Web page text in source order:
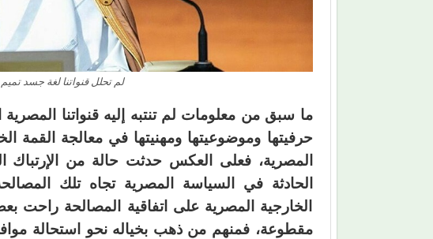
لم تحلل قنواتنا لغة جسد تميم
ما سبق من معلومات لم تنتبه إليه قنواتنا المصرية
حرفيتها وموضوعيتها ومهنيتها في معالجة القمة
المصرية، فعلى العكس حدثت حالة من الإرتباك
الحادثة في السياسة المصرية تجاه تلك
الخارجية المصرية على اتفاقية المصالحة راحت
مقطوعة، فمنهم من ذهب بخياله نحو استحالة